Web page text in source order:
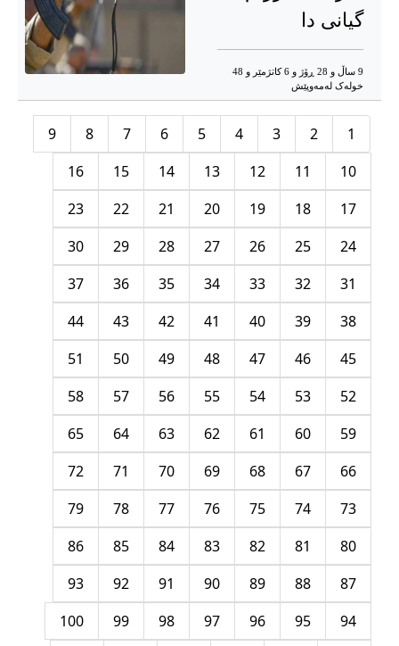
گیانی دا
9 ساڵ و 28 ڕۆژ و 6 کاتژمێر و 48
خوله‌ک له‌مه‌وپێش‌
1
2
3
4
5
6
7
8
9
10
11
12
13
14
15
16
17
18
19
20
21
22
23
24
25
26
27
28
29
30
31
32
33
34
35
36
37
38
39
40
41
42
43
44
45
46
47
48
49
50
51
52
53
54
55
56
57
58
59
60
61
62
63
64
65
66
67
68
69
70
71
72
73
74
75
76
77
78
79
80
81
82
83
84
85
86
87
88
89
90
91
92
93
94
95
96
97
98
99
100